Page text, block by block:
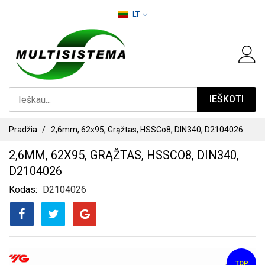
LT
IEŠKOTI
Pradžia 2,6mm, 62x95, Grąžtas, HSSCo8, DIN340, D2104026
2,6MM, 62X95, GRĄŽTAS, HSSCO8, DIN340,
D2104026
Kodas D2104026
PEREITI
TOP